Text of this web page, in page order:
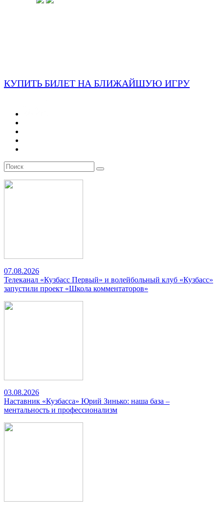
КУПИТЬ БИЛЕТ НА БЛИЖАЙШУЮ ИГРУ
07.08.2026
Телеканал «Кузбасс Первый» и волейбольный клуб «Кузбасс»
запустили проект «Школа комментаторов»
03.08.2026
Наставник «Кузбасса» Юрий Зинько: наша база –
ментальность и профессионализм